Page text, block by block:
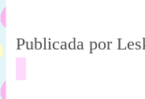
Publicada por